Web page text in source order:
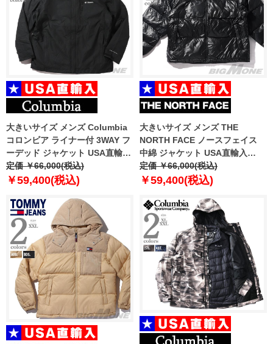
大きいサイズ メンズ Columbia
コロンビア ライナー付 3WAY フ
ーデッド ジャケット USA直輸入
2090281
定価 ￥66,000(税込)
￥59,400(税込)
大きいサイズ メンズ THE
NORTH FACE ノースフェイス
中綿 ジャケット USA直輸入
nj3nq53a
定価 ￥66,000(税込)
￥59,400(税込)